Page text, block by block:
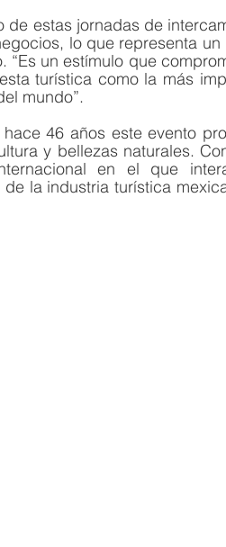
de estas jornadas de
lo que representa
“Es un estímulo que
turística como la más
mundo”.
46 años este evento
y bellezas naturales.
en el que
la industria turística